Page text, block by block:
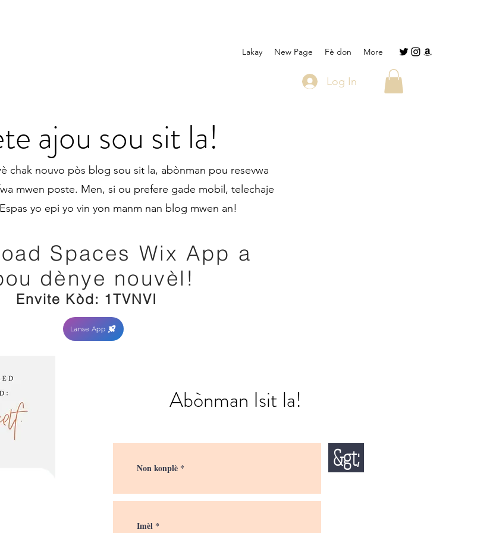
Lakay New Page Fè don More
Log In
ajou sou sit la!
chak nouvo pòs blog sou sit la, abònman pou resevwa
mwen poste. Men, si ou prefere gade mobil, telechaje
yo epi yo vin yon manm nan blog mwen an!
Spaces Wix App a
dènye nouvèl!
Envite Kòd: 1TVNVI
Lanse App
Abònman Isit la!
&gt;